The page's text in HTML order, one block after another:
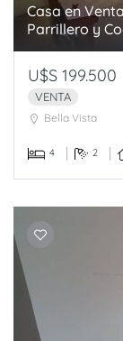
Casa en
Parrillero y
U$S 199.500
VENTA
Bella Vista
4 2